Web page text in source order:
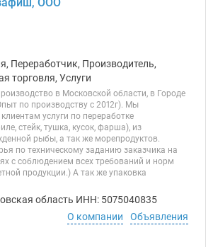
Переработчик, Производитель,
торговля, Услуги
в Московской области, в Городе
по производству с 2012г). Мы
услуги по переработке
стейк, тушка, кусок, фарша), из
рыбы, а так же морепродуктов.
по техническому заданию заказчика на
с соблюдением всех требований и норм
продукции.) А так же упаковка
область ИНН: 5075040835
О компании
Объявления